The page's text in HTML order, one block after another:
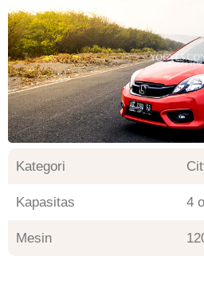
Kategori
Kapasitas 4
Mesin